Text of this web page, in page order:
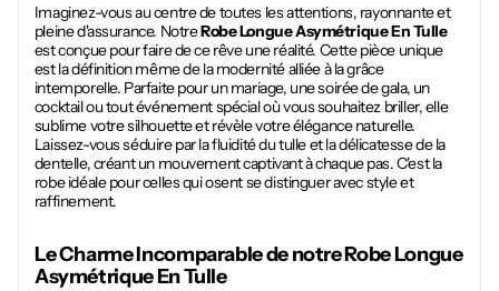
Imaginez-vous au centre de toutes les attentions, rayonnante et
pleine d'assurance. NotreRobe Longue Asymétrique En Tulle
est conçue pour faire de ce rêve une réalité. Cette pièce unique
est la définition même de la modernité alliée à la grâce
intemporelle. Parfaite pour un mariage, une soirée de gala, un
cocktail ou tout événement spécial où vous souhaitez briller, elle
sublime votre silhouette et révèle votre élégance naturelle.
Laissez-vous séduire par la fluidité du tulle et la délicatesse de la
dentelle, créant un mouvement captivant à chaque pas. C'est la
robe idéale pour celles qui osent se distinguer avec style et
raffinement.
Le Charme Incomparable de notreRobe Longue
Asymétrique En Tulle